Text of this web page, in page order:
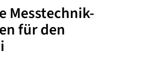
Messtechnik-
für den